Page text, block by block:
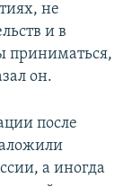
не
и в
приниматься,
он.
после
а иногда